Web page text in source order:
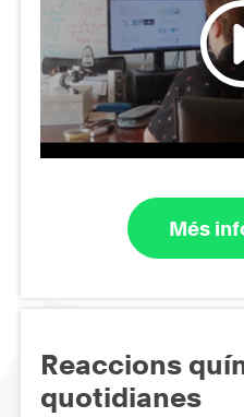
Més
Reaccions
quotidianes